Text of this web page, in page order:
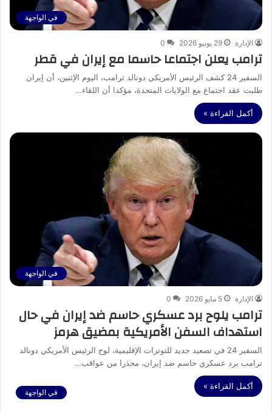
في الواجهة
الإدارة 29 يونيو 2026 0
ترامب يعلن اجتماعا حاسما مع إيران في قطر
السفير 24 كشف الرئيس الأمريكي دونالد ترامب، اليوم الإثنين، أن إيران
طلبت عقد اجتماع مع الولايات المتحدة، مؤكدا أن اللقاء…
أكمل القراءة »
في الواجهة
الإدارة 5 مايو 2026 0
ترامب يلوح برد عسكري حاسم ضد إيران في حال
استهداف السفن الأمريكية بمضيق هرمز
السفير 24 في تصعيد جديد للتوترات الإقليمية، لوح الرئيس الأمريكي دونالد
ترامب برد عسكري حاسم ضد إيران، محذرا من عواقب…
أكمل القراءة »
في الواجهة